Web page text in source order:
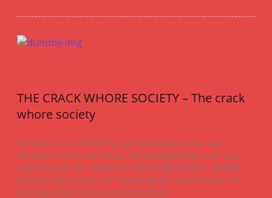
THE CRACK WHORE SOCIETY – The crack
whore society
Ob man sich die Idee für den Bandnamen bei den
Kranken Comics von Klaus Cornfield geliehen hat, wird
wohl erstmal das Geheimnis der Band bleiben. Zudem
ging es dort ja auch um Tschernobyl-Crack-Nutten. Um
dreckig rocken zu können, braucht es…